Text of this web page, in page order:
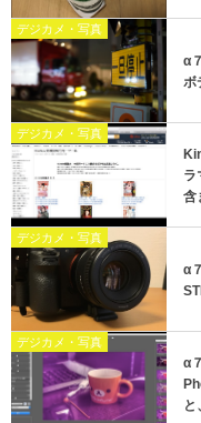
デジカメ・写真
α
ボ
デジカメ・写真
ラ
含
デジカメ・写真
α
デジカメ・写真
α
と